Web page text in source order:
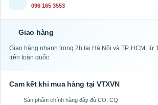
096 165 3553
Giao hàng
Giao hàng nhanh trong 2h tại Hà Nội và TP. HCM, từ
trên toàn quốc
Cam kết khi mua hàng tại VTXVN
Sản phẩm chính hãng đầy đủ CO, CQ